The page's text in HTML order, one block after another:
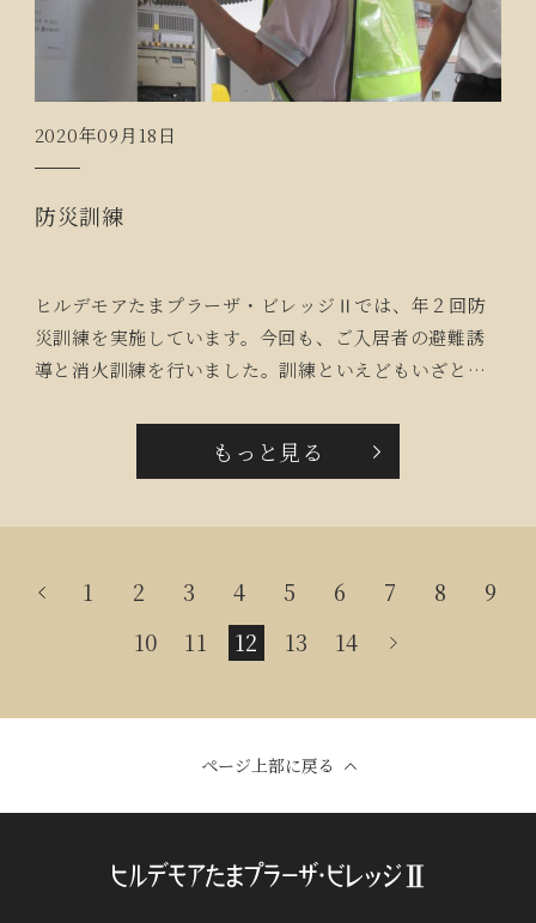
2020年09月18日
防災訓練
ヒルデモアたまプラーザ・ビレッジⅡでは、年２回防
災訓練を実施しています。今回も、ご入居者の避難誘
導と消火訓練を行いました。訓練といえどもいざとい
ゃね！」と話し合っておられました。
もっと見る
1 2 3 4 5 6 7 8
9
10
11 12 13 14
ページ上部に戻る